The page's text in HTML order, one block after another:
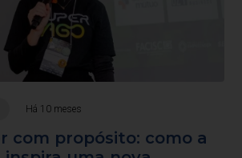
Há 10 meses
com propósito: como a